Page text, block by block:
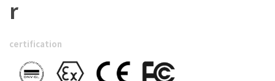
r
certification